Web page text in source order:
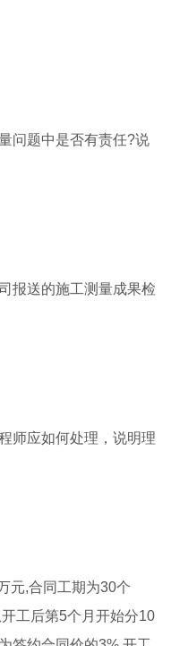
问题中是否有责任?说
报送的施工测量成果检
师应如何处理，说明理
元,合同工期为30个
工后第5个月开始分10